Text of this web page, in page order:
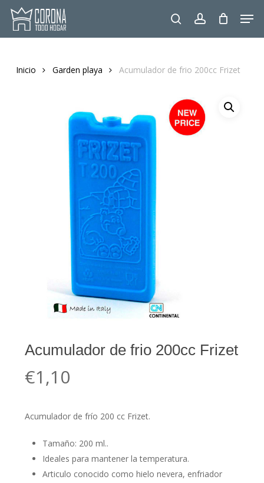
Skip
main
searchaccount
Inicio Garden playa Acumulador de frio 200cc Frizet
Acumulador de frio 200cc Frizet
€1,10
Acumulador de frío 200 cc Frizet.
Tamaño: 200 ml..
Ideales para mantener la temperatura.
Articulo conocido como hielo nevera, enfriador